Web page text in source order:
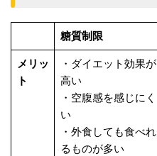
糖質制限
メリッ
ト
・ダイエット効果が
高い
・空腹感を感じにく
い
・外食しても食べれ
るものが多い